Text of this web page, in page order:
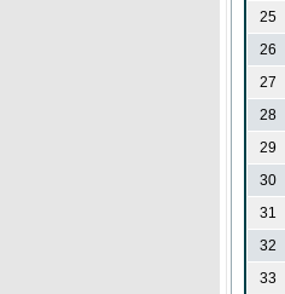
25
26
27
28
29
30
31
32
33